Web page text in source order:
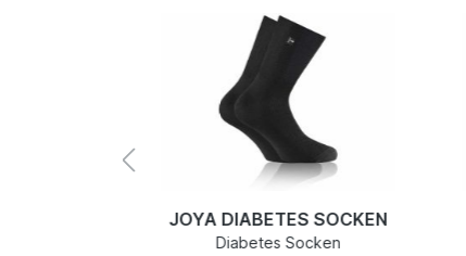
JOYA DIABETES SOCKEN
Diabetes Socken